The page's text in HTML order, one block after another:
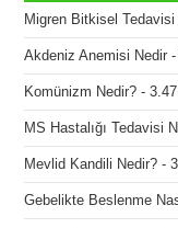
Migren Bitkisel Tedavisi
Akdeniz Anemisi Nedir
Komünizm Nedir? -
MS Hastalığı Tedavisi
Mevlid Kandili Nedir? -
Gebelikte Beslenme